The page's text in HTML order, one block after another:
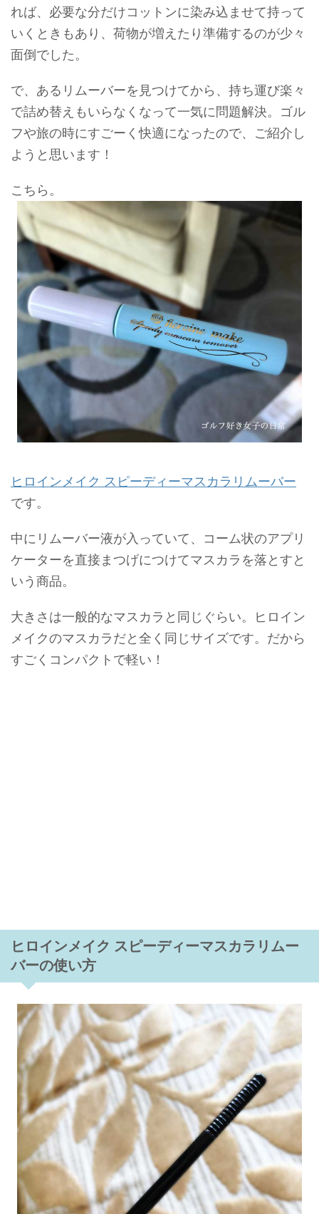
れば、必要な分だけコットンに染み込ませて持って
いくときもあり、荷物が増えたり準備するのが少々
面倒でした。
で、あるリムーバーを見つけてから、持ち運び楽々
で詰め替えもいらなくなって一気に問題解決。ゴル
フや旅の時にすごーく快適になったので、ご紹介し
ようと思います！
こちら。
ヒロインメイク スピーディーマスカラリムーバー
です。
中にリムーバー液が入っていて、コーム状のアプリ
ケーターを直接まつげにつけてマスカラを落とすと
いう商品。
大きさは一般的なマスカラと同じぐらい。ヒロイン
メイクのマスカラだと全く同じサイズです。だから
すごくコンパクトで軽い！
ヒロインメイク スピーディーマスカラリムー
バーの使い方